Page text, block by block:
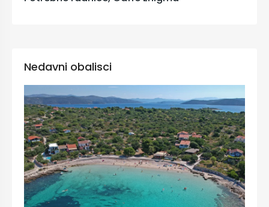
Nedavni obalisci